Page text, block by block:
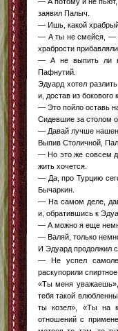
заявил Палыч.
— Ишь, какой
— А ты не смейся, —
храбрости
— А не выпить ли
Пафнутий.
Эдуард хотел
и, достав из
— Это пойло оставь
Сидевшие за столом
— Давай лучше
Выпив Столичной,
— Но это же совсем
жить хочется.
— Да, про Турцию
Бычаркин.
— На самом деле,
и, обратившись к
— А можно я еще
— Валяй, только
И Эдуард продолжил
— Не успел
раскупорили
«Ты меня
тебя такой
ты козел», «Ты на
отношений с